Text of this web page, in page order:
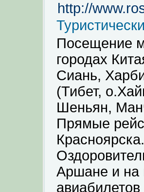
http://
Посещение
городах
Сиань,
(Тибет,
Шеньян,
Прямые
Аршане и на